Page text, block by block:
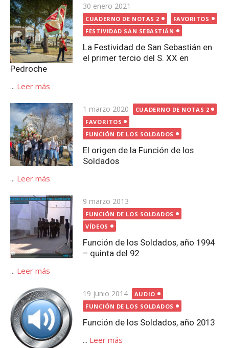
Publicada
el
30 enero 2021
CUADERNO DE NOTAS 2
FAVORITOS
FESTIVIDAD SAN SEBASTIÁN
La Festividad de San Sebastián en
el primer tercio del S. XX en
Pedroche
... Leer más
Publicada
el
1 marzo 2020
CUADERNO DE NOTAS 2
FAVORITOS
FUNCIÓN DE LOS SOLDADOS
El origen de la Función de los
Soldados
... Leer más
Publicada
el
9 marzo 2013
FUNCIÓN DE LOS SOLDADOS
VÍDEOS
Función de los Soldados, año 1994
– quinta del 92
... Leer más
Publicada
el
19 junio 2014
AUDIO
FUNCIÓN DE LOS SOLDADOS
Función de los Soldados, año 2013
... Leer más